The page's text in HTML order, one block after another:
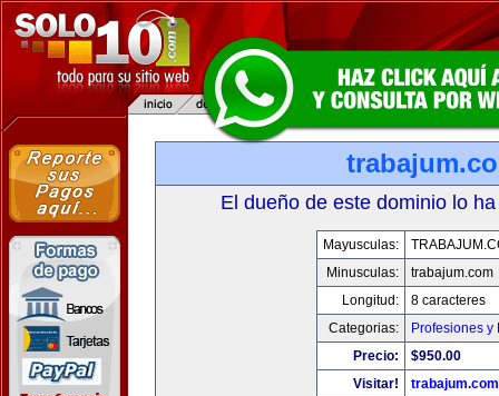
El dueño de este dominio lo
Mayusculas:
Minusculas:
trabajum.com
Longitud:
8 caracteres
Categorias:
Profesiones y
Precio:
$950.00
Visitar!
trabajum.com